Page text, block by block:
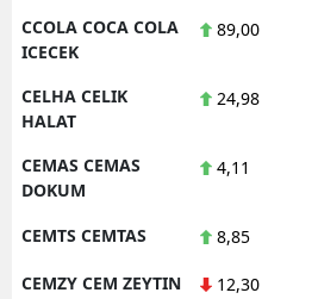
CCOLA COCA COLA
ICECEK
89,00
CELHA CELIK
HALAT
24,98
CEMAS CEMAS
DOKUM
4,11
CEMTS CEMTAS 8,85
CEMZY CEM ZEYTIN 12,30